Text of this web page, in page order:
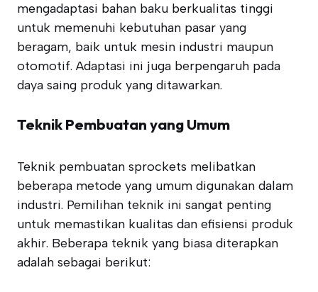
mengadaptasi bahan baku berkualitas tinggi
untuk memenuhi kebutuhan pasar yang
beragam, baik untuk mesin industri maupun
otomotif. Adaptasi ini juga berpengaruh pada
daya saing produk yang ditawarkan.
Teknik Pembuatan yang Umum
Teknik pembuatan sprockets melibatkan
beberapa metode yang umum digunakan dalam
industri. Pemilihan teknik ini sangat penting
untuk memastikan kualitas dan efisiensi produk
akhir. Beberapa teknik yang biasa diterapkan
adalah sebagai berikut: